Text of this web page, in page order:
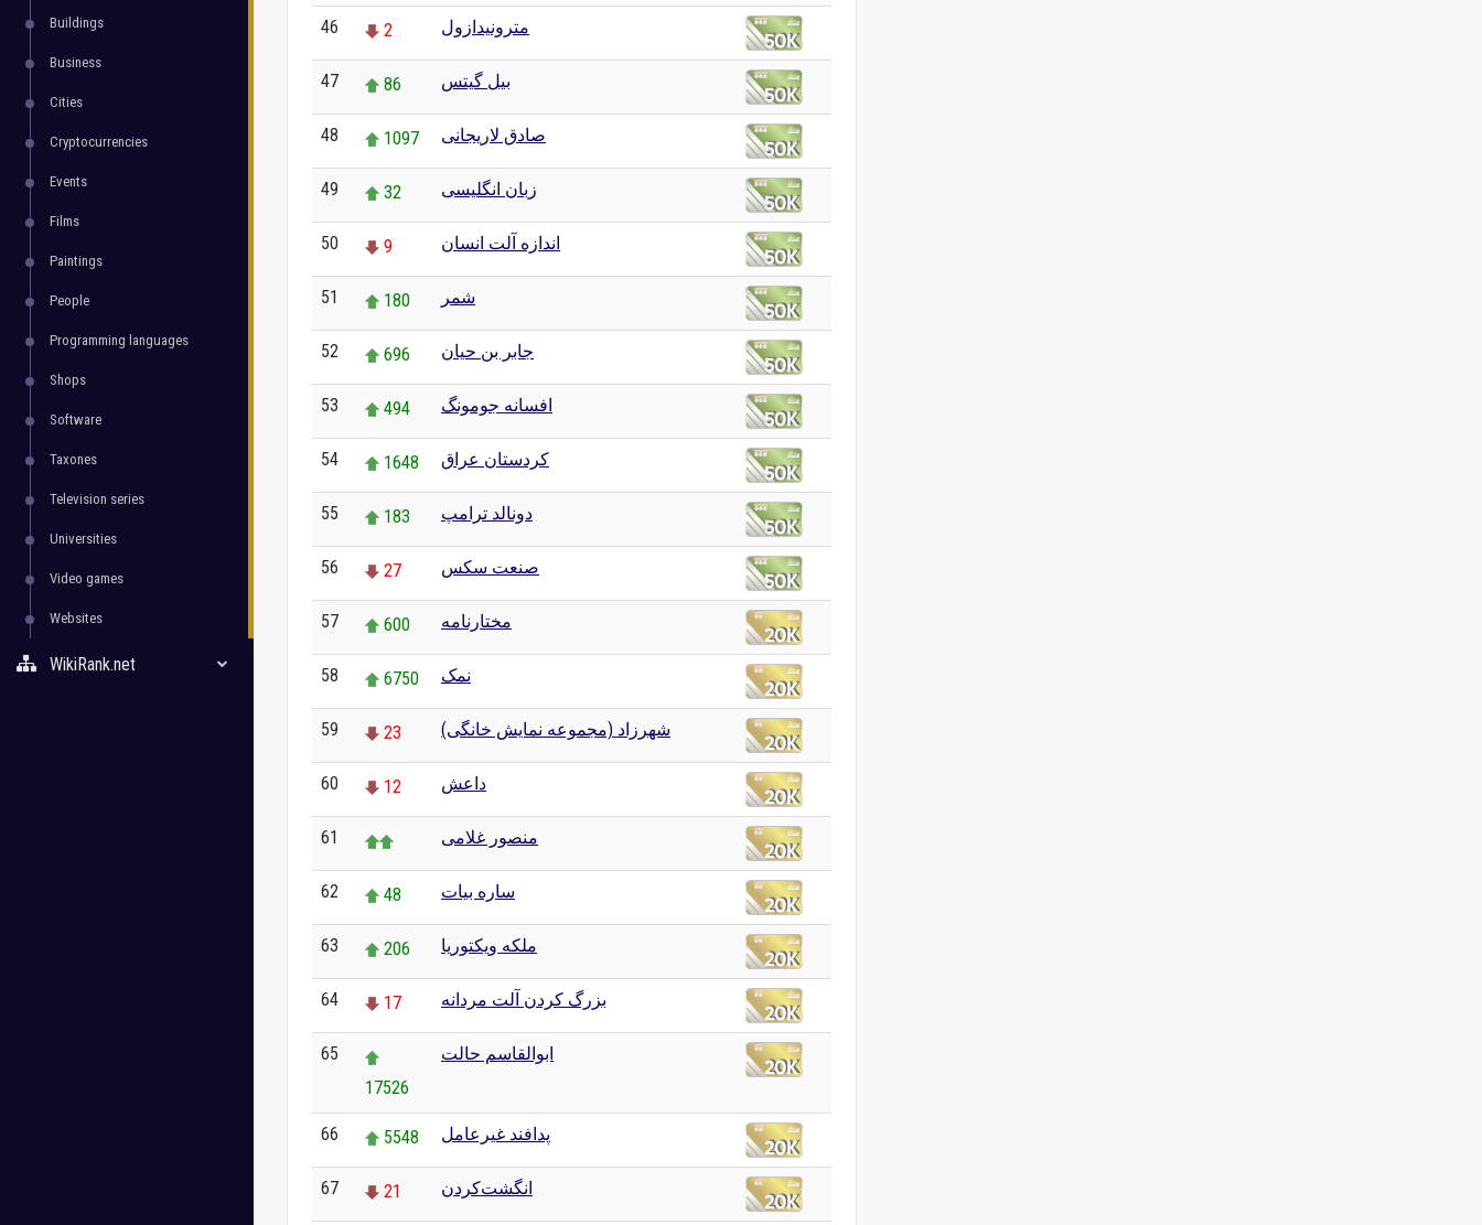
Buildings
Business
Cities
Cryptocurrencies
Events
Films
Paintings
People
Programming languages
Shops
Software
Taxones
Television series
Universities
Video games
Websites
WikiRank.net
46 2 مترونیدازول
47 86 بیل گیتس
48 1097 صادق لاریجانی
49 32 زبان انگلیسی
50 9 اندازه آلت انسان
51 180 شمر
52 696 جابر بن حیان
53 494 افسانه جومونگ
54 1648 کردستان عراق
55 183 دونالد ترامپ
56 27 صنعت سکس
57 600 مختارنامه
58 6750 نمک
59 23 شهرزاد (مجموعه نمایش خانگی)
60 12 داعش
61 منصور غلامی
62 48 ساره بیات
63 206 ملکه ویکتوریا
64 17 بزرگ کردن آلت مردانه
65
17526
ابوالقاسم حالت
66 5548 پدافند غیرعامل
67 21 انگشت‌کردن